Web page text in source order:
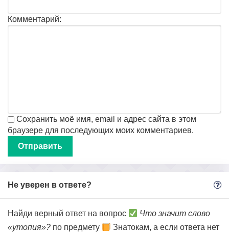
Комментарий:
Сохранить моё имя, email и адрес сайта в этом
браузере для последующих моих комментариев.
Не уверен в ответе?
Найди верный ответ на вопрос
Что значит слово
«утопия»? по предмету
Знатокам, а если ответа нет